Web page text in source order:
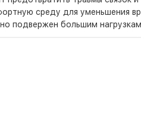
среду для уменьшения
подвержен большим